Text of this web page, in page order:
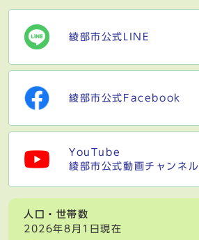
綾部市公式LINE
綾部市公式Facebook
YouTube
綾部市公式動画チャンネル
人口・世帯数
2026年8月1日現在